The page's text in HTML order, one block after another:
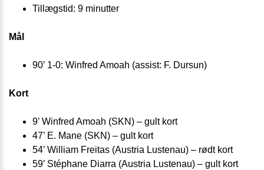
Tillægstid: 9 minutter
Mål
90’ 1-0: Winfred Amoah (assist: F. Dursun)
Kort
9’ Winfred Amoah (SKN) – gult kort
47’ E. Mane (SKN) – gult kort
54’ William Freitas (Austria Lustenau) – rødt kort
59’ Stéphane Diarra (Austria Lustenau) – gult kort